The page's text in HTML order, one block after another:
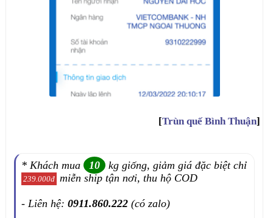
[Trùn quế Bình Thuận]
* Khách mua 10 kg giống, giảm giá đặc biệt chỉ
239.000đ miễn ship tận nơi, thu hộ COD
- Liên hệ:0911.860.222 (có zalo)